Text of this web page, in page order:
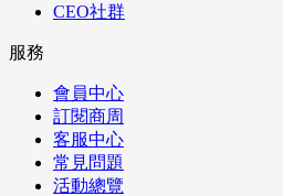
CEO社群
服務
會員中心
訂閱商周
客服中心
常見問題
活動總覽